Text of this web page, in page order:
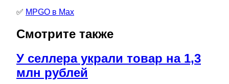
✅ MPGO в Мах
Смотрите также
У селлера украли товар на 1,3
млн рублей